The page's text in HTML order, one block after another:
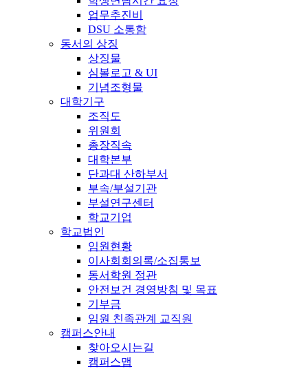
업무추진비
DSU 소통함
동서의 상징
상징물
심볼로고 & UI
기념조형물
대학기구
조직도
위원회
총장직속
대학본부
단과대 산하부서
부속/부설기관
부설연구센터
학교기업
학교법인
임원현황
이사회회의록/소집통보
동서학원 정관
안전보건 경영방침 및 목표
기부금
임원 친족관계 교직원
캠퍼스안내
찾아오시는길
캠퍼스맵